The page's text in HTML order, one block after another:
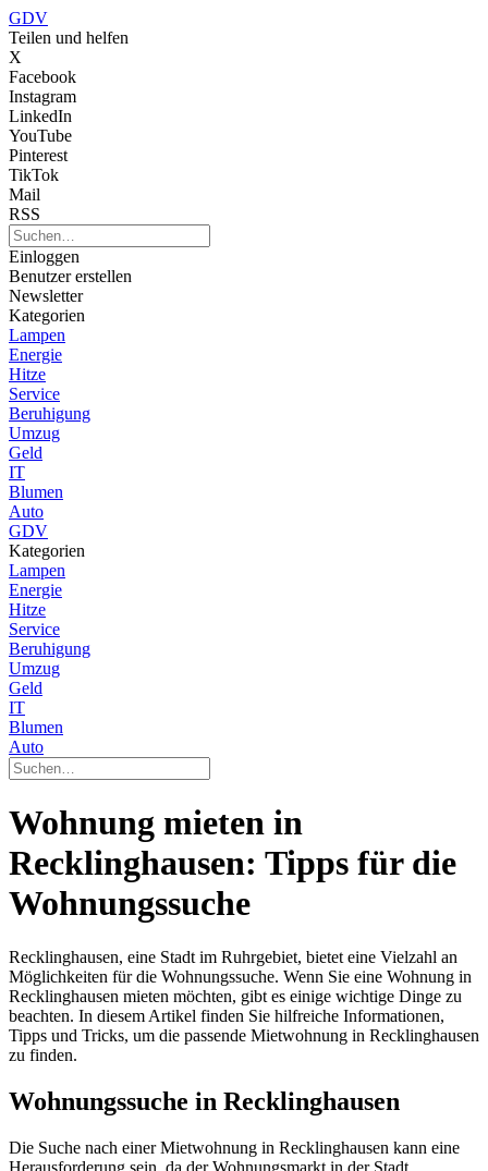
GDV
Teilen und helfen
X
Facebook
Instagram
LinkedIn
YouTube
Pinterest
TikTok
Mail
RSS
Einloggen
Benutzer erstellen
Newsletter
Kategorien
Lampen
Energie
Hitze
Service
Beruhigung
Umzug
Geld
IT
Blumen
Auto
GDV
Kategorien
Lampen
Energie
Hitze
Service
Beruhigung
Umzug
Geld
IT
Blumen
Auto
Wohnung mieten in
Recklinghausen: Tipps für die
Wohnungssuche
Recklinghausen, eine Stadt im Ruhrgebiet, bietet eine Vielzahl an
Möglichkeiten für die Wohnungssuche. Wenn Sie eine Wohnung in
Recklinghausen mieten möchten, gibt es einige wichtige Dinge zu
beachten. In diesem Artikel finden Sie hilfreiche Informationen,
Tipps und Tricks, um die passende Mietwohnung in Recklinghausen
zu finden.
Wohnungssuche in Recklinghausen
Die Suche nach einer Mietwohnung in Recklinghausen kann eine
Herausforderung sein, da der Wohnungsmarkt in der Stadt